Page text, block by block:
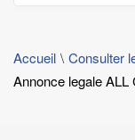
Accueil Consulter
Annonce legale ALL